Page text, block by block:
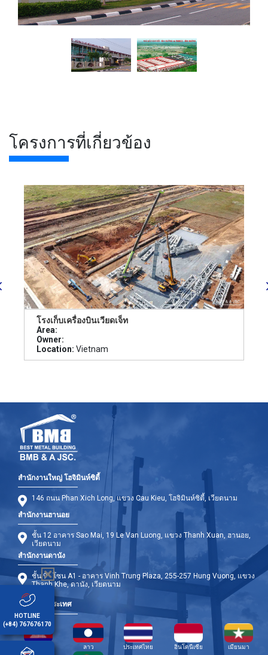
โครงการที่เกี่ยวข้อง
โรงเก็บเครื่องบินเวียดเจ็ท
Area:
Owner:
Location: Vietnam
สำนักงานใหญ่ โฮจิมินห์ซิตี้
146 ถนน Phan Xich Long, แขวง Cau Kieu, โฮจิมินห์ซิตี้, เวียดนาม
สำนักงานฮานอย
ชั้น 12 อาคาร Sao Mai, 19 Le Van Luong, แขวง Thanh Xuan, ฮานอย,
เวียดนาม
สำนักงานดานัง
ชั้น 9 - โซน A1 - อาคาร Vinh Trung Plaza, 255-257 Hung Vuong, แขวง
Thanh Khe, ดานัง, เวียดนาม
สาขาต่างประเทศ
กัมพูชา ลาว ประเทศไทย อินโดนีเซีย เมียนมา
HOTLINE
(+84) 767676170